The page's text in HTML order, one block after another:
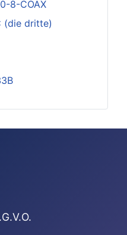
8-COAX
(die dritte)